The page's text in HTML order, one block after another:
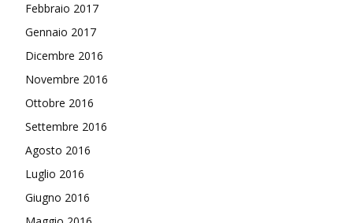
Febbraio 2017
Gennaio 2017
Dicembre 2016
Novembre 2016
Ottobre 2016
Settembre 2016
Agosto 2016
Luglio 2016
Giugno 2016